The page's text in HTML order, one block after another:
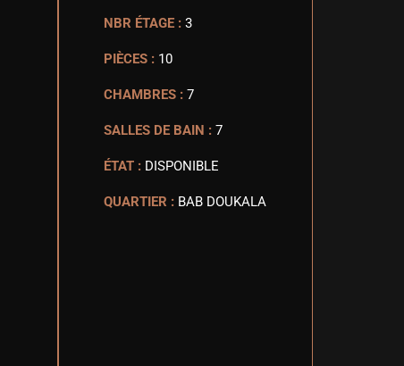
NBR ÉTAGE : 3
PIÈCES : 10
CHAMBRES : 7
SALLES DE BAIN : 7
ÉTAT : DISPONIBLE
QUARTIER : BAB DOUKALA